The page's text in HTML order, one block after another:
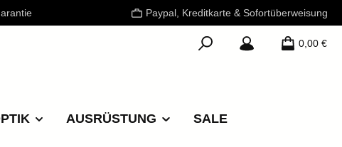
Paypal, Kreditkarte & Sofortüberweisung
0,00 €
AUSRÜSTUNG SALE